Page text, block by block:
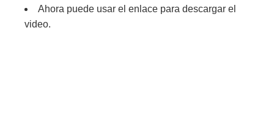
Ahora puede usar el enlace para descargar el
video.